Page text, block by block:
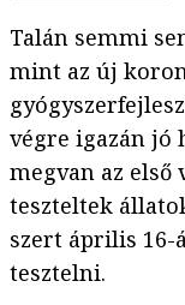
Talán semmi
mint az új
végre igazán jó
megvan az első
teszteltek
szert április 16-
tesztelni.